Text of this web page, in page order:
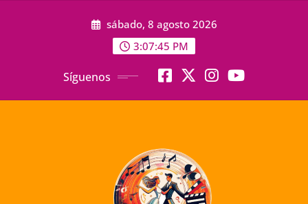
sábado, 8 agosto 2026
3:07:47 PM
Síguenos